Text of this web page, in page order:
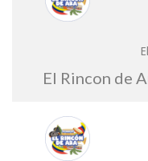
El Rincon de